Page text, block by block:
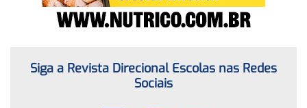
Siga a Revista Direcional Escolas nas Redes
Sociais